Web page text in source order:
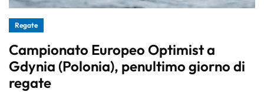
Regate
Campionato Europeo Optimist a
Gdynia (Polonia), penultimo giorno di
regate